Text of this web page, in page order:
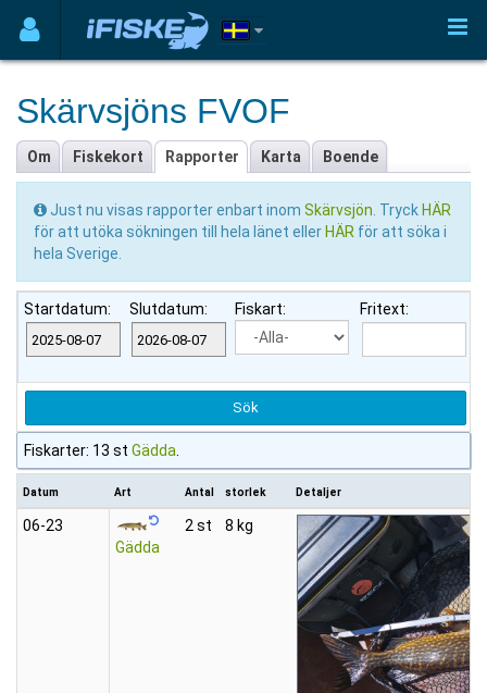
Skärvsjöns FVOF
Om Fiskekort Rapporter Karta Boende
Just nu visas rapporter enbart inom Skärvsjön . Tryck HÄR
för att utöka sökningen till hela länet eller HÄR för att söka i
hela Sverige.
Startdatum: Slutdatum: Fiskart: Fritext:
Fiskarter: 13 st Gädda
Datum Art Antal storlek Detaljer
06‑23
Gädda
2 st 8 kg